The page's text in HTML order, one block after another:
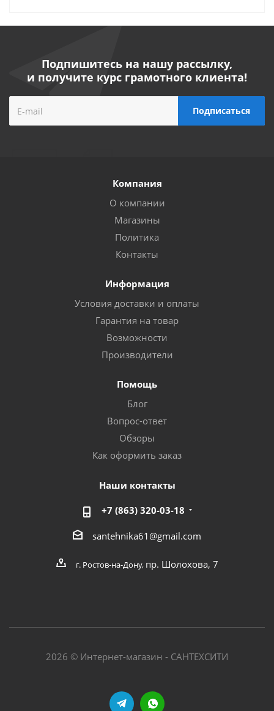
Подпишитесь на нашу рассылку,
и получите курс грамотного клиента!
Компания
О компании
Магазины
Политика
Контакты
Информация
Условия доставки и оплаты
Гарантия на товар
Возможности
Производители
Помощь
Блог
Вопрос-ответ
Обзоры
Как оформить заказ
Наши контакты
+7 (863) 320-03-18
santehnika61@gmail.com
г. Ростов-на-Дону, пр. Шолохова, 7
2026 © Интернет-магазин - САНТЕХСИТИ